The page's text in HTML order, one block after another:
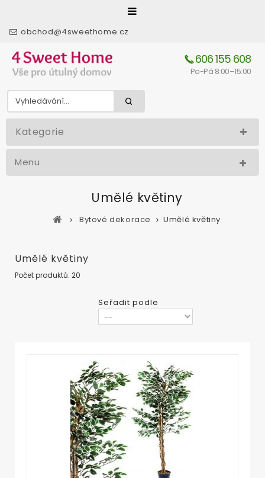
obchod@4sweethome.cz
606 155 608
Po-Pá 8:00–15:00
Kategorie
Menu
Umělé květiny
Bytové dekorace Umělé květiny
Umělé květiny
Počet produktů: 20
Seřadit podle